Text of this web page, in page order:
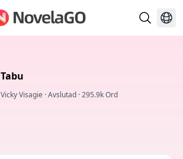
Tabu
Vicky Visagie ·Avslutad ·295.9k Ord